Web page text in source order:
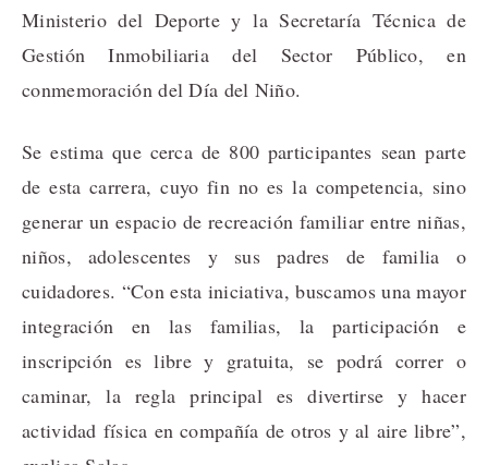
Ministerio del Deporte y la Secretaría Técnica de
Gestión Inmobiliaria del Sector Público, en
conmemoración del Día del Niño.
Se estima que cerca de 800 participantes sean parte
de esta carrera, cuyo fin no es la competencia, sino
generar un espacio de recreación familiar entre niñas,
niños, adolescentes y sus padres de familia o
cuidadores. “Con esta iniciativa, buscamos una mayor
integración en las familias, la participación e
inscripción es libre y gratuita, se podrá correr o
caminar, la regla principal es divertirse y hacer
actividad física en compañía de otros y al aire libre”,